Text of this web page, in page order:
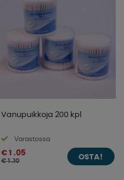
Vanupuikkoja 200 kpl
Varastossa
€ 1 .05
€ 1 .10
OSTA!